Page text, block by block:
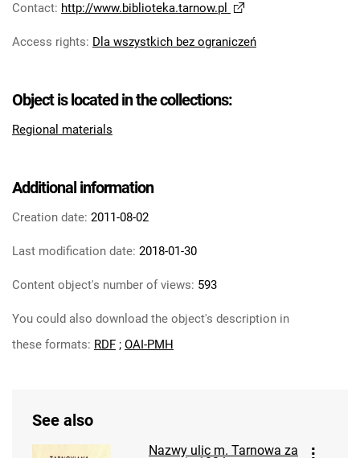
Contact: http://www.biblioteka.tarnow.pl
Access rights: Dla wszystkich bez ograniczeń
Object is located in the collections:
Regional materials
Additional information
Creation date: 2011-08-02
Last modification date: 2018-01-30
Content object's number of views: 593
You could also download the object's description in
these formats: RDF ; OAI-PMH
See also
Nazwy ulic m. Tarnowa za